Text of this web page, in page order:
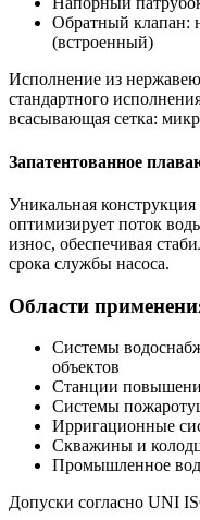
Обратный клапан:
(встроенный)
Исполнение из
стандартного
всасывающая сетка:
Запатентованное
Уникальная
оптимизирует поток
износ, обеспечивая
срока службы насоса.
Области
Системы
объектов
Станции
Системы
Ирригационные
Скважины и
Промышленное
Допуски согласно UNI